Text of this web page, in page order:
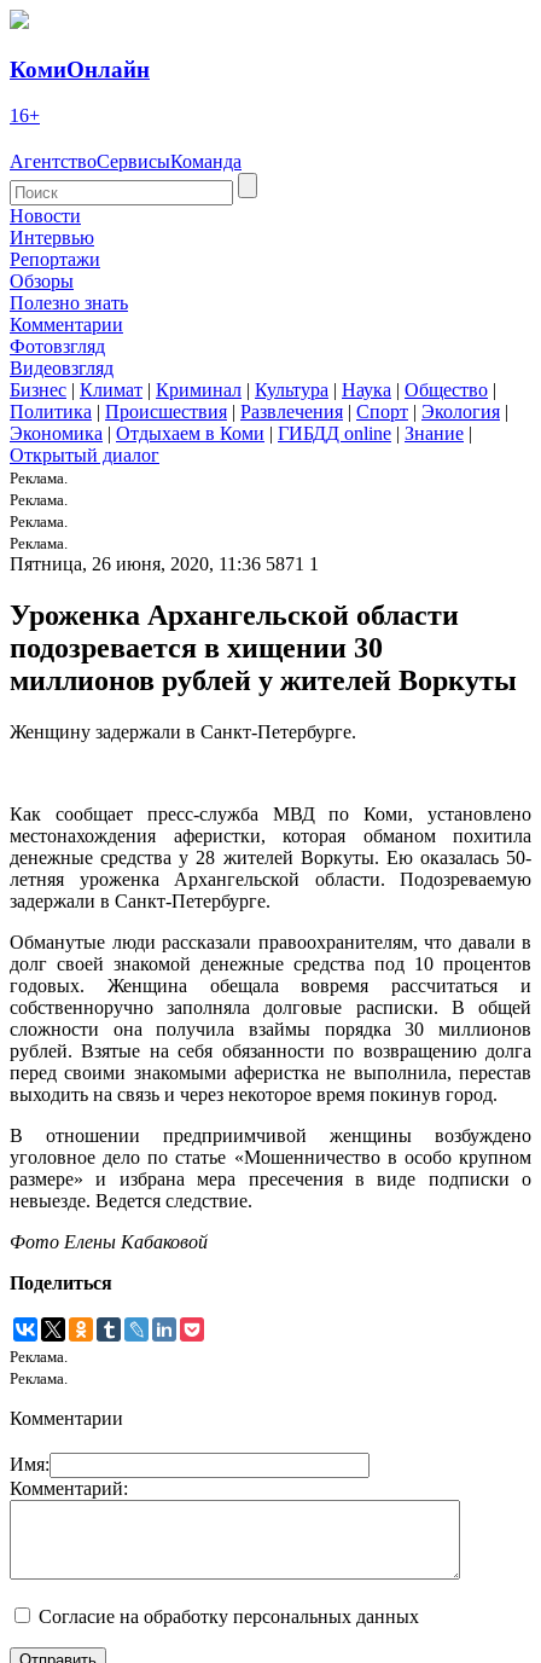
КомиОнлайн
16+
АгентствоСервисыКоманда
Новости
Интервью
Репортажи
Обзоры
Полезно знать
Комментарии
Фотовзгляд
Видеовзгляд
Бизнес | Климат | Криминал | Культура | Наука | Общество |
Политика | Происшествия | Развлечения | Спорт | Экология |
Экономика | Отдыхаем в Коми | ГИБДД online | Знание |
Открытый диалог
Реклама.
Реклама.
Реклама.
Реклама.
Пятница, 26 июня, 2020, 11:36 5871 1
Уроженка Архангельской области
подозревается в хищении 30
миллионов рублей у жителей Воркуты
Женщину задержали в Санкт-Петербурге.
Как сообщает пресс-служба МВД по Коми, установлено
местонахождения аферистки, которая обманом похитила
денежные средства у 28 жителей Воркуты. Ею оказалась 50-
летняя уроженка Архангельской области. Подозреваемую
задержали в Санкт-Петербурге.
Обманутые люди рассказали правоохранителям, что давали в
долг своей знакомой денежные средства под 10 процентов
годовых. Женщина обещала вовремя рассчитаться и
собственноручно заполняла долговые расписки. В общей
сложности она получила взаймы порядка 30 миллионов
рублей. Взятые на себя обязанности по возвращению долга
перед своими знакомыми аферистка не выполнила, перестав
выходить на связь и через некоторое время покинув город.
В отношении предприимчивой женщины возбуждено
уголовное дело по статье «Мошенничество в особо крупном
размере» и избрана мера пресечения в виде подписки о
невыезде. Ведется следствие.
Фото Елены Кабаковой
Поделиться
Реклама.
Реклама.
Комментарии
Имя:
Комментарий:
Согласие на обработку персональных данных